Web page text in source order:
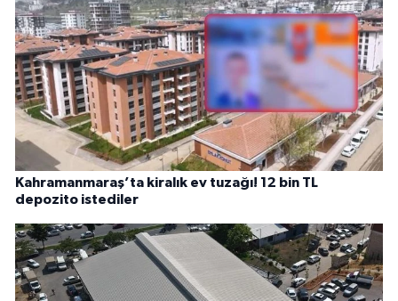
Kahramanmaraş’ta kiralık ev tuzağı! 12 bin TL
depozito istediler